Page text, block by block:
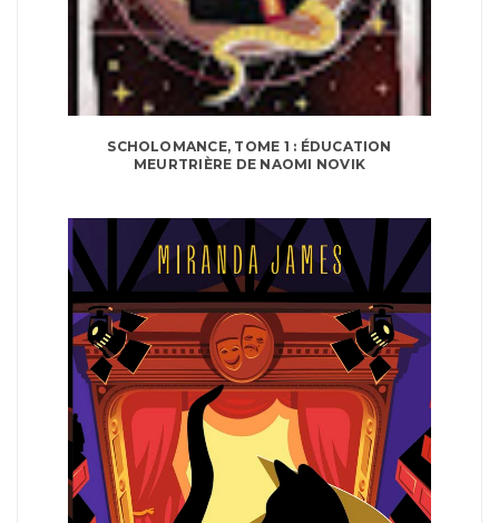
SCHOLOMANCE, TOME 1 : ÉDUCATION
MEURTRIÈRE DE NAOMI NOVIK